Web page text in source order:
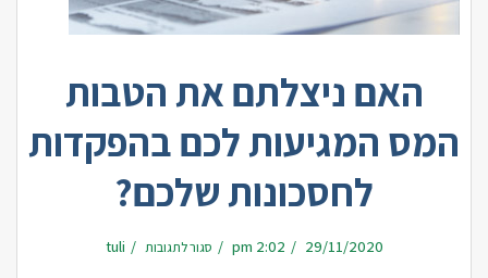
האם ניצלתם את הטבות
המס המגיעות לכם בהפקדות
לחסכונות שלכם?
29/11/2020
2:02 pm סגור לתגובות על
האםtuli